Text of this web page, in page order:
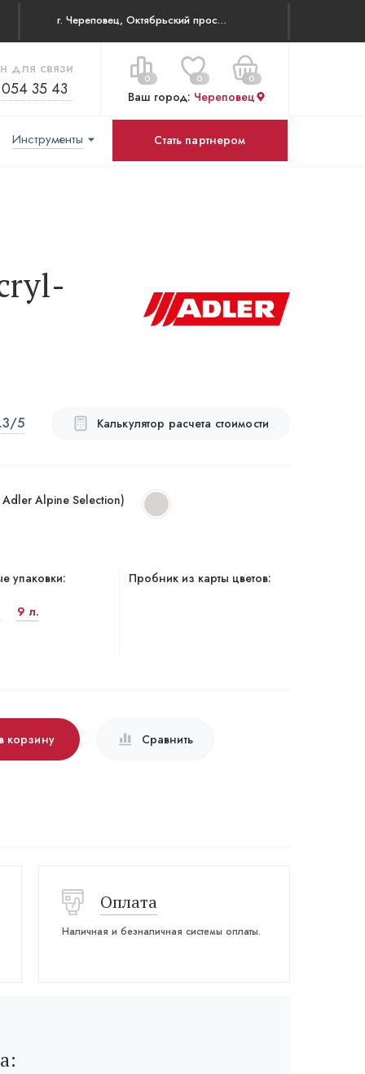
г. Череповец, Октябрьский проспект 83
для связи
35 43
0 0 0
Цена за все:
Перейти в корзину
Ваш город: Череповец
Инструменты Стать партнером
/5 Калькулятор расчета стоимости
Alpine Selection)
упаковки:
9 л.
Пробник из карты цветов:
корзину Сравнить
Оплата
Наличная и безналичная системы оплаты.